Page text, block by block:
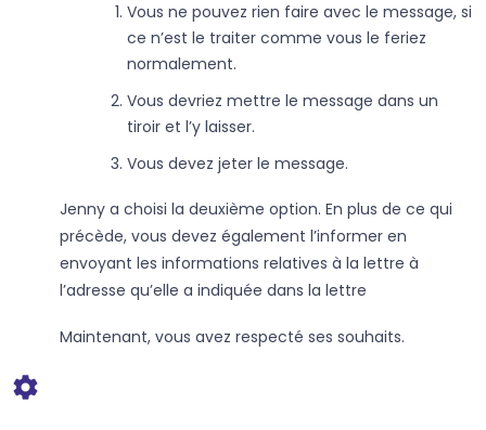
Vous ne pouvez rien faire avec le message, si
ce n’est le traiter comme vous le feriez
normalement.
Vous devriez mettre le message dans un
tiroir et l’y laisser.
Vous devez jeter le message.
Jenny a choisi la deuxième option. En plus de ce qui
précède, vous devez également l’informer en
envoyant les informations relatives à la lettre à
l’adresse qu’elle a indiquée dans la lettre
Maintenant, vous avez respecté ses souhaits.